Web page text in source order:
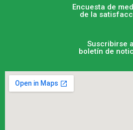
Encuesta de
de la
Suscribirse
boletín de